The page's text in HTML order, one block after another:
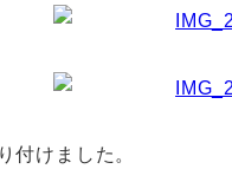
付けました。